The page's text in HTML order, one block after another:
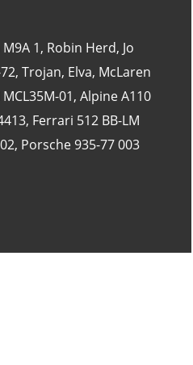
1, Robin Herd, Jo
, Trojan, Elva, McLaren
01, Alpine A110
, Ferrari 512 BB-LM
, Porsche 935-77 003
(8)
Du Mans 1963(5)
Du Mans 1967(5)